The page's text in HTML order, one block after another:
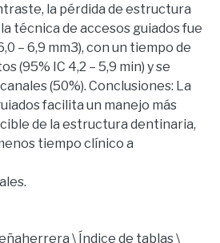
la pérdida de estructura
técnica de accesos guiados fue
– 6,9 mm3), con un tiempo de
(95% IC 4,2 – 5,9 min) y se
(50%). Conclusiones: La
facilita un manejo más
de la estructura dentinaria,
tiempo clínico a
\ Índice de tablas \